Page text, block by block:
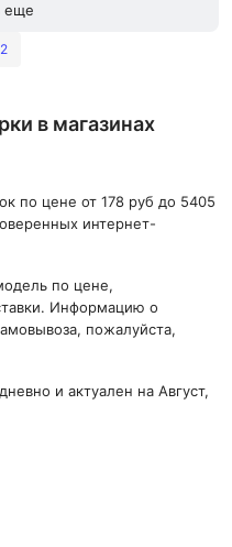
еще
2
в магазинах
по цене от 178 руб до 5405
интернет-
по цене,
Информацию о
пожалуйста,
и актуален на Август,